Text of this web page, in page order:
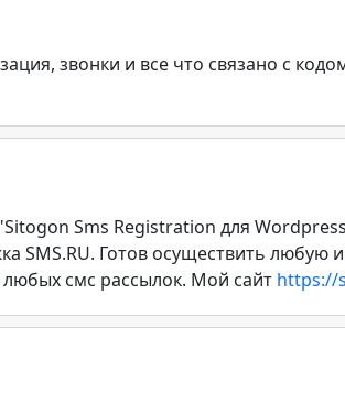
звонки и все что связано с
Sms Registration для
SMS.RU. Готов осуществить любую
любых смс рассылок. Мой сайт https://